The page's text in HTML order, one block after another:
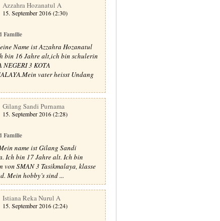
Azzahra Hozanatul A
15. September 2016 (2:30)
Familie
Name ist Azzahra Hozanatul
bin 16 Jahre alt,ich bin schulerin
NEGERI 3 KOTA
vater heisst Undang
Gilang Sandi Purnama
15. September 2016 (2:28)
Familie
name ist Gilang Sandi
Ich bin 17 Jahre alt. Ich bin
von SMAN 3 Tasikmalaya, klasse
Mein hobby’s sind ...
Istiana Reka Nurul A
15. September 2016 (2:24)